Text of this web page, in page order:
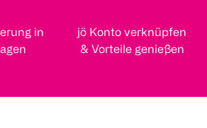
in
jö Konto verknüpfen
& Vorteile genießen